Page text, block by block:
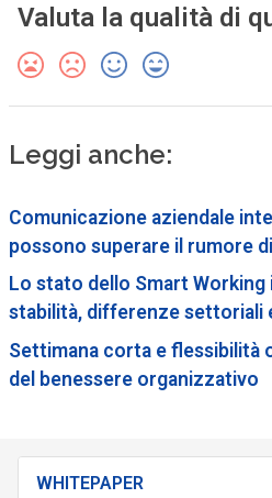
Valuta la qualità di
Leggi anche:
Comunicazione aziendale
possono superare il rumore
Lo stato dello Smart Working
stabilità, differenze settoriali
Settimana corta e flessibilità
del benessere organizzativo
WHITEPAPER